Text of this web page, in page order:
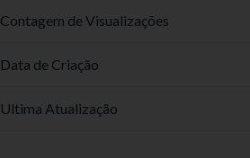
Contagem de Visualizações
Data de Criação
Ultima Atualização